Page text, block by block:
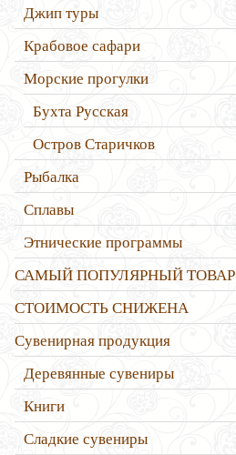
Джип туры
Крабовое сафари
Морские прогулки
Бухта Русская
Остров Старичков
Рыбалка
Сплавы
Этнические программы
САМЫЙ ПОПУЛЯРНЫЙ ТОВАР
СТОИМОСТЬ СНИЖЕНА
Сувенирная продукция
Деревянные сувениры
Книги
Сладкие сувениры